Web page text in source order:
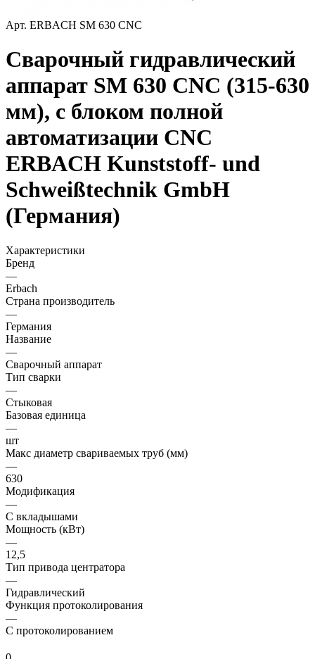
Арт. ERBACH SM 630 CNC
Сварочный гидравлический
аппарат SM 630 CNC (315-630
мм), с блоком полной
автоматизации CNC
ERBACH Kunststoff- und
Schweißtechnik GmbH
(Германия)
Характеристики
Бренд
—
Erbach
Страна производитель
—
Германия
Название
—
Сварочный аппарат
Тип сварки
—
Стыковая
Базовая единица
—
шт
Макс диаметр свариваемых труб (мм)
—
630
Модификация
—
С вкладышами
Мощность (кВт)
—
12,5
Тип привода центратора
—
Гидравлический
Функция протоколирования
—
С протоколированием